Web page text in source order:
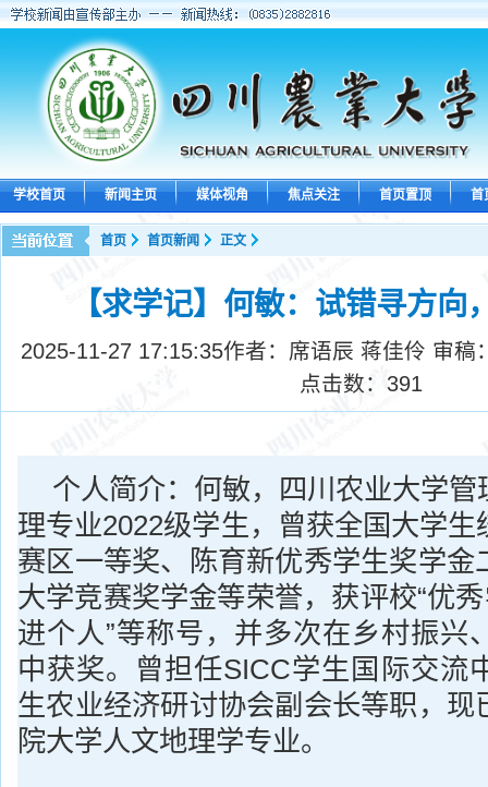
学校首页 新闻主页 媒体视角 焦点关注 首页置顶 首
首页 首页新闻 正文
【求学记】何敏：试错寻方向
2025-11-27 17:15:35作者：席语辰 蒋佳伶 审稿
点击数： 391
个人简介：何敏，四川农业大学
理专业2022级学生，曾获全国大学
赛区一等奖、陈育新优秀学生奖学金
大学竞赛奖学金等荣誉，获评校“优
进个人”等称号，并多次在乡村振兴
中获奖。曾担任SICC学生国际交流
生农业经济研讨协会副会长等职，现
院大学人文地理学专业。